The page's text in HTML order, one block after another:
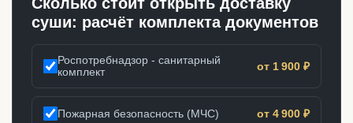
суши: расчёт комплекта документов
Роспотребнадзор - санитарный
комплект
от 1 900 ₽
Пожарная безопасность (МЧС) от 4 900 ₽